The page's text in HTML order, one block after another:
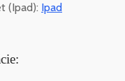
(Ipad): Ipad